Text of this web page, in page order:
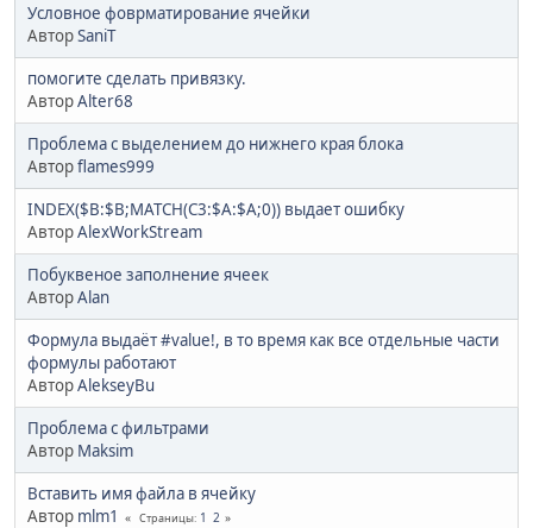
Условное фоврматирование ячейки
АвторSaniT
помогите сделать привязку.
АвторAlter68
Проблема с выделением до нижнего края блока
Авторflames999
INDEX($B:$B;MATCH(C3:$A:$A;0)) выдает ошибку
АвторAlexWorkStream
Побуквеное заполнение ячеек
АвторAlan
Формула выдаёт #value!, в то время как все отдельные части
формулы работают
АвторAlekseyBu
Проблема с фильтрами
Автор Maksim
Вставить имя файла в ячейку
Автор mlm1 Страницы 1 2